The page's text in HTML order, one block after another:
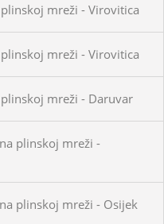
mreži - Virovitica
mreži - Virovitica
mreži - Daruvar
plinskoj mreži -
plinskoj mreži - Osijek